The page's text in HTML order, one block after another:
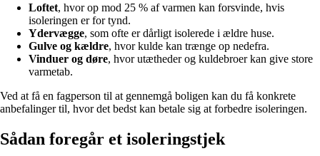
Loftet, hvor op mod 25 % af varmen kan forsvinde, hvis
isoleringen er for tynd.
Ydervægge, som ofte er dårligt isolerede i ældre huse.
Gulve og kældre, hvor kulde kan trænge op nedefra.
Vinduer og døre, hvor utætheder og kuldebroer kan give store
varmetab.
Ved at få en fagperson til at gennemgå boligen kan du få konkrete
anbefalinger til, hvor det bedst kan betale sig at forbedre isoleringen.
Sådan foregår et isoleringstjek